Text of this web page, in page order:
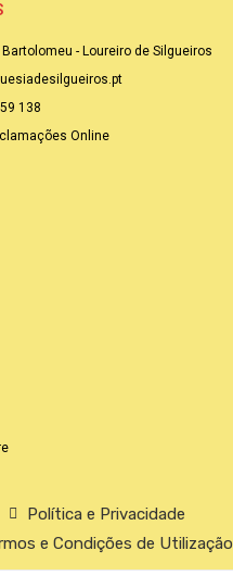
Bartolomeu - Loureiro de Silgueiros
138
Online
Política e Privacidade
e Condições de Utilização